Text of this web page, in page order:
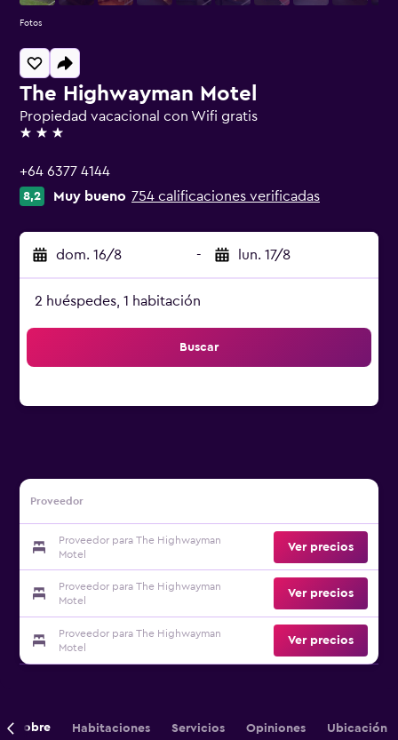
The Highwayman Motel
Propiedad vacacional con Wifi gratis
3 estrellas
+64 6377 4144
8,2 Muy bueno 754 calificaciones verificadas
dom. 16/8 - lun. 17/8
2 huéspedes, 1 habitación
Buscar
Proveedor
Proveedor para The Highwayman
Motel
Ver precios
Proveedor para The Highwayman
Motel
Ver precios
Proveedor para The Highwayman
Motel
Ver precios
Fotos
Sobre Habitaciones Servicios Opiniones Ubicación